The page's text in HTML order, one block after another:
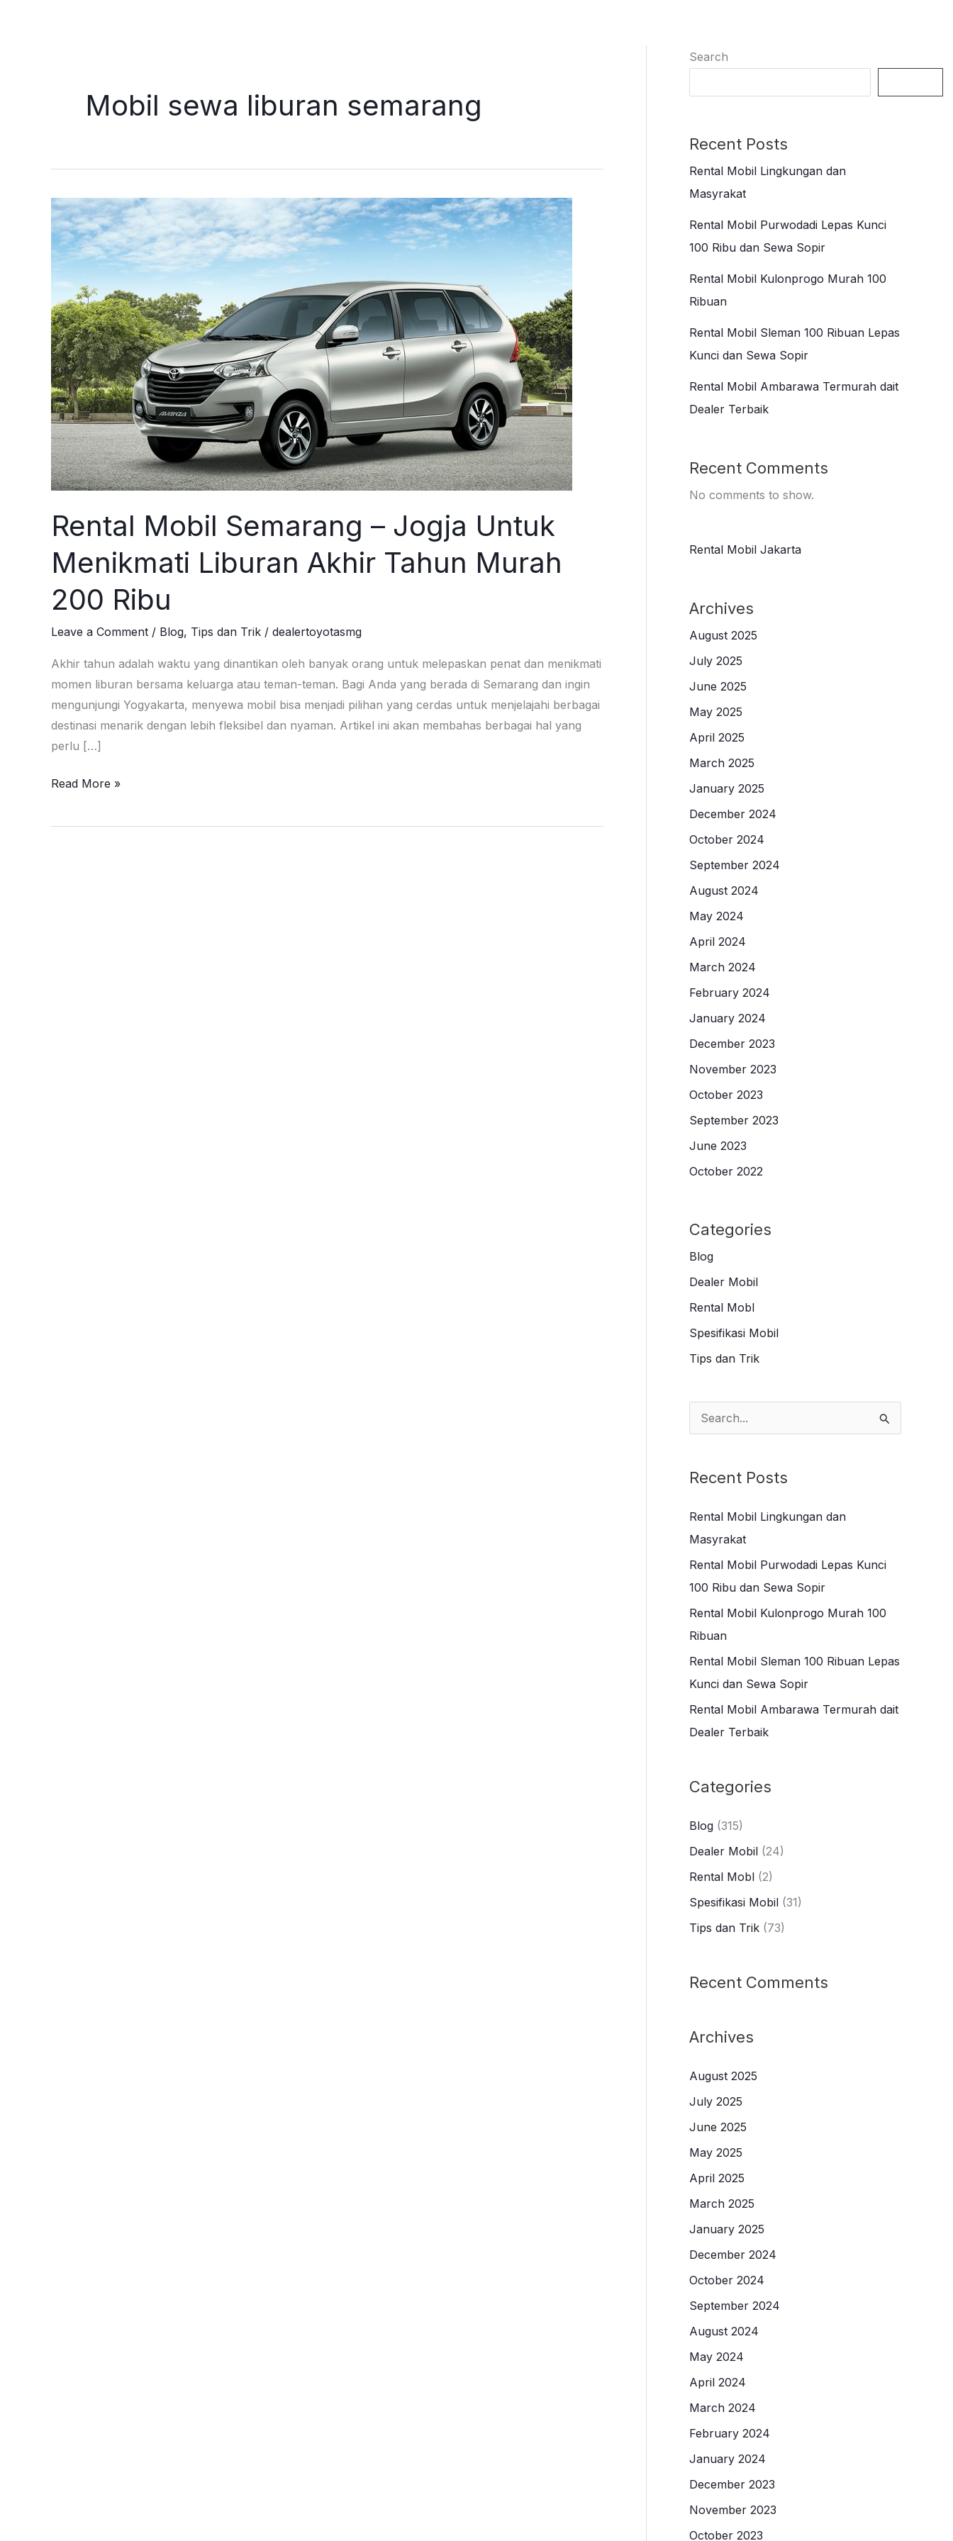
Mobil sewa liburan semarang
Rental Mobil Semarang – Jogja Untuk
Menikmati Liburan Akhir Tahun Murah
200 Ribu
Leave a Comment / Blog, Tips dan Trik / dealertoyotasmg
Akhir tahun adalah waktu yang dinantikan oleh banyak orang untuk melepaskan penat dan menikmati
momen liburan bersama keluarga atau teman-teman. Bagi Anda yang berada di Semarang dan ingin
mengunjungi Yogyakarta, menyewa mobil bisa menjadi pilihan yang cerdas untuk menjelajahi berbagai
destinasi menarik dengan lebih fleksibel dan nyaman. Artikel ini akan membahas berbagai hal yang
perlu […]
Rental
Semarang
Read More »
Search
Recent Posts
Rental Mobil Lingkungan dan
Masyrakat
Rental Mobil Purwodadi Lepas Kunci
100 Ribu dan Sewa Sopir
Rental Mobil Kulonprogo Murah 100
Ribuan
Rental Mobil Sleman 100 Ribuan Lepas
Kunci dan Sewa Sopir
Rental Mobil Ambarawa Termurah dait
Dealer Terbaik
Recent Comments
No comments to show.
Rental Mobil Jakarta
Archives
August 2025
July 2025
June 2025
May 2025
April 2025
March 2025
January 2025
December 2024
October 2024
September 2024
August 2024
May 2024
April 2024
March 2024
February 2024
January 2024
December 2023
November 2023
October 2023
September 2023
June 2023
October 2022
Categories
Blog
Dealer Mobil
Rental Mobl
Spesifikasi Mobil
Tips dan Trik
e
r
o
r
:
Recent Posts
Rental Mobil Lingkungan dan
Masyrakat
Rental Mobil Purwodadi Lepas Kunci
100 Ribu dan Sewa Sopir
Rental Mobil Kulonprogo Murah 100
Ribuan
Rental Mobil Sleman 100 Ribuan Lepas
Kunci dan Sewa Sopir
Rental Mobil Ambarawa Termurah dait
Dealer Terbaik
Categories
Blog (315)
Dealer Mobil (24)
Rental Mobl (2)
Spesifikasi Mobil (31)
Tips dan Trik (73)
Recent Comments
Archives
August 2025
July 2025
June 2025
May 2025
April 2025
March 2025
January 2025
December 2024
October 2024
September 2024
August 2024
May 2024
April 2024
March 2024
February 2024
January 2024
December 2023
November 2023
October 2023